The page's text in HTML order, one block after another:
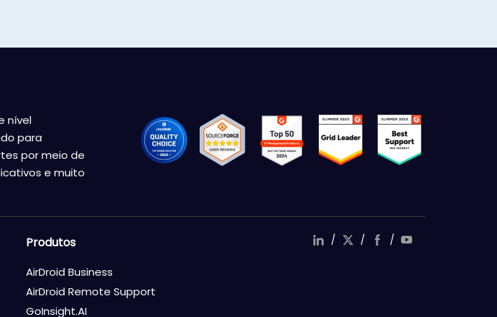
nível
para
por meio de
e muito
Produtos
AirDroid Business
AirDroid Remote Support
GoInsight.AI
/ / /